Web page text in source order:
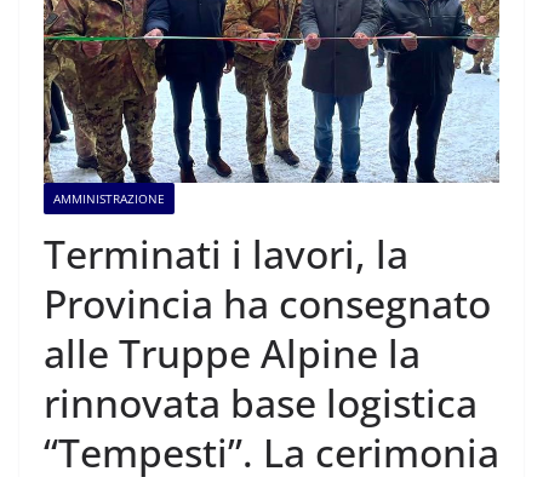
AMMINISTRAZIONE
Terminati i lavori, la
Provincia ha consegnato
alle Truppe Alpine la
rinnovata base logistica
“Tempesti”. La cerimonia